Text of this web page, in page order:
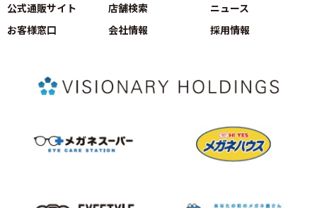
公式通販サイト 店舗検索
ニュース
お客様窓口
会社情報 採用情報